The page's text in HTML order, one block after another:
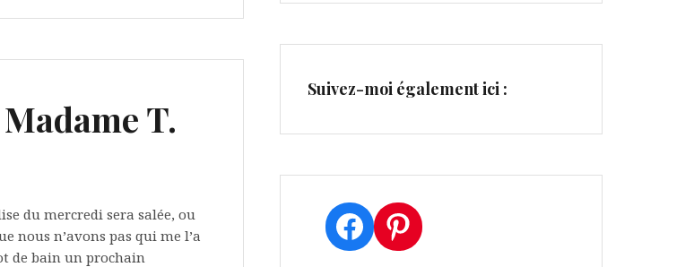
T.
du mercredi sera salée, ou
nous n’avons pas qui me l’a
de bain un prochain
Suivez-moi également ici :
Facebook
Pinterest